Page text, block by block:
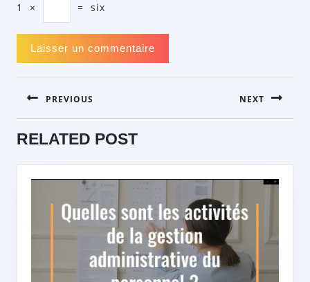
1 × = six
NAVIGATION
DE
L’ARTICLE
PREVIOUS
post:
NEXT
RELATED POST